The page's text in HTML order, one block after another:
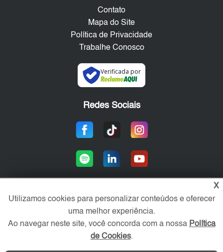
Contato
Mapa do Site
Política de Privacidade
Trabalhe Conosco
Verificada por
Redes Sociais
Área exclusiva aos anunciantes,
acesse sua conta:
X
Utilizamos cookies para personalizar conteúdos e oferecer
uma melhor experiência.
Ao navegar neste site, você concorda com a nossa Política
de Cookies.